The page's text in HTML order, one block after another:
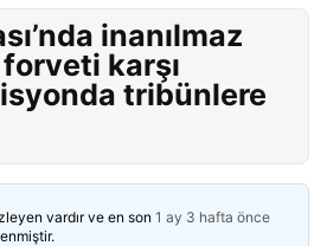
inanılmaz
karşı
tribünlere
vardır ve en son 1 ay 3 hafta önce